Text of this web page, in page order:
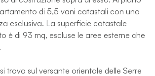
di 5,5 vani catastali con una
esclusiva. La superficie catastale
è di 93 mq, escluse le aree esterne che
trova sul versante orientale delle Serre